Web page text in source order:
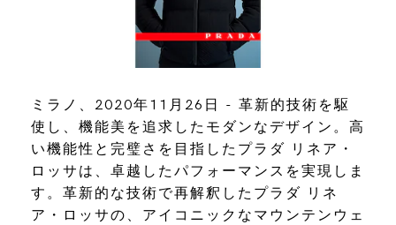
ミラノ、2020年11月26日 - 革新的技術を駆
使し、機能美を追求したモダンなデザイン。高
い機能性と完璧さを目指したプラダ リネア・
ロッサは、卓越したパフォーマンスを実現しま
す。革新的な技術で再解釈したプラダ リネ
ア・ロッサの、アイコニックなマウンテンウェ